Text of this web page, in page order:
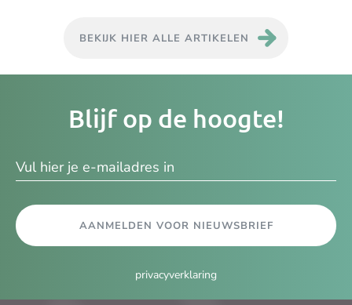
BEKIJK HIER ALLE ARTIKELEN
Blijf op de hoogte!
AANMELDEN VOOR NIEUWSBRIEF
privacyverklaring